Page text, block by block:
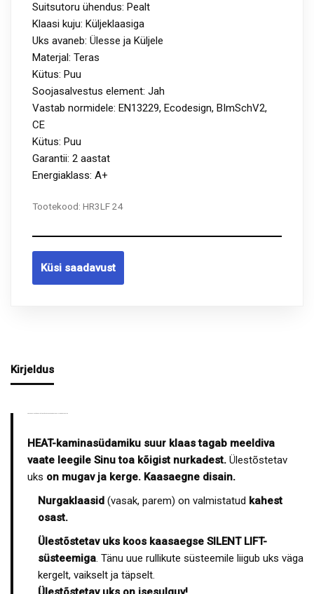
Suitsutoru ühendus: Pealt
Klaasi kuju: Küljeklaasiga
Uks avaneb: Ülesse ja Küljele
Materjal: Teras
Kütus: Puu
Soojasalvestus element: Jah
Vastab normidele: EN13229, Ecodesign, BImSchV2,
CE
Kütus: Puu
Garantii: 2 aastat
Energiaklass: A+
Tootekood: HR3LF 24
Küsi saadavust
Kirjeldus
HEAT-kaminasüdamiku suur klaas tagab meeldiva
vaate leegile Sinu toa kõigist nurkadest. Ülestõstetav
uks on mugav ja kerge. Kaasaegne disain.
Nurgaklaasid (vasak, parem) on valmistatud kahest
osast.
Ülestõstetav uks koos kaasaegse SILENT LIFT-
süsteemiga. Tänu uue rullikute süsteemile liigub uks väga
kergelt, vaikselt ja täpselt.